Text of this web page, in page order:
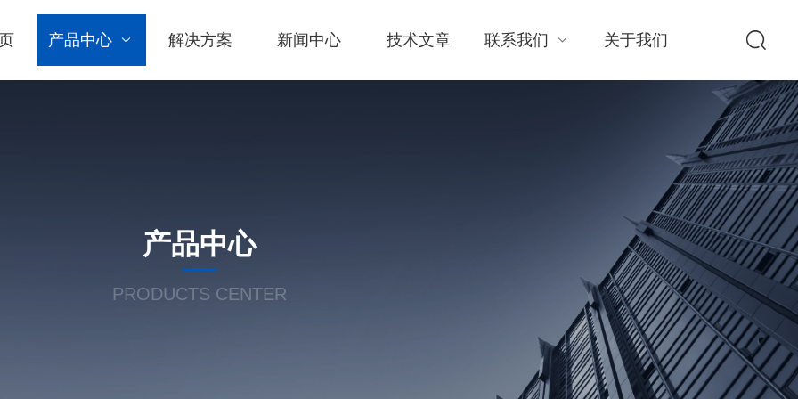
产品中心 解决方案 新闻中心 技术文章 联系我们 关于我们
产品中心
PRODUCTS CENTER